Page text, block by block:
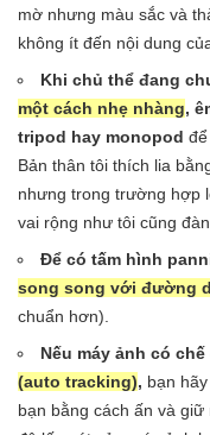
mờ nhưng màu sắc và
không ít đến nội dung
Khi chủ thể đang
một cách nhẹ nhàng,
tripod hay monopod
Bản thân tôi thích lia
nhưng trong trường hợp
vai rộng như tôi cũng
Để có tấm hình
song song với đường
chuẩn hơn).
Nếu máy ảnh có
(auto tracking), bạn
bạn bằng cách ấn và